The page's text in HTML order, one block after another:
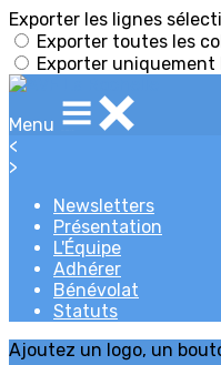
Exporter les lignes
Exporter toutes les
Exporter uniquement
Menu
<
>
Newsletters
Présentation
L'Équipe
Adhérer
Bénévolat
Statuts
Ajoutez un logo, un